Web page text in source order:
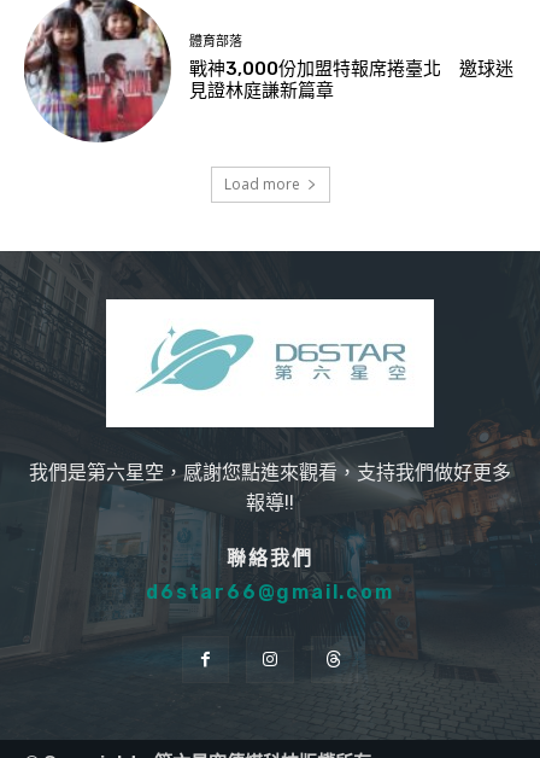
體育部落
戰神3,000份加盟特報席捲臺北 邀球迷
見證林庭謙新篇章
Load more
我們是第六星空，感謝您點進來觀看，支持我們做好更多
報導!!
聯絡我們
d6star66@gmail.com